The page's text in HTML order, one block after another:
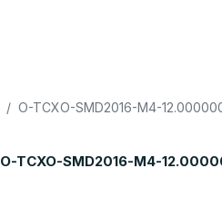
O-TCXO-SMD2016-M4-
O-TCXO-SMD2016-M4-